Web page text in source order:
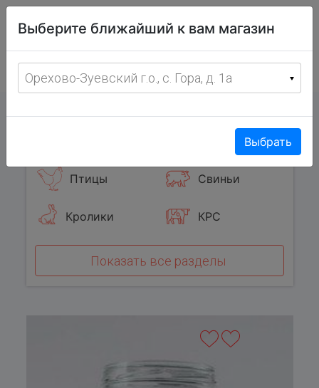
фермерских
товаров
с 8:00 до 19:00 ежедневно
Птицы Свиньи
Кролики КРС
Показать все разделы
Выберите ближайший к вам магазин
Орехово-Зуевский г.о., с. Гора, д. 1а
Выбрать